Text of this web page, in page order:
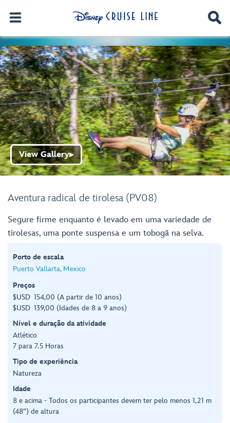
Aventura radical de tirolesa (PV08)
View Gallery▶
Segure firme enquanto é levado em uma variedade de
tirolesas, uma ponte suspensa e um tobogã na selva.
Porto de escala
Puerto Vallarta, Mexico
Preços
$USD 154,00 (A partir de 10 anos)
$USD 139,00 (Idades de 8 a 9 anos)
Nível e duração da atividade
Atlético
7 para 7.5 Horas
Tipo de experiência
Natureza
Idade
8 e acima - Todos os participantes devem ter pelo menos 1,21 m
(48”) de altura